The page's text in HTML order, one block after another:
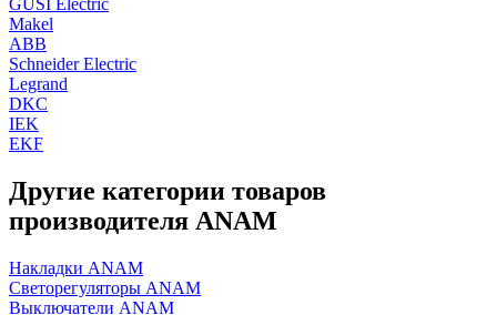
Makel
ABB
Schneider Electric
Legrand
DKC
IEK
EKF
Другие категории товаров
производителя ANAM
Накладки ANAM
Светорегуляторы ANAM
Выключатели ANAM